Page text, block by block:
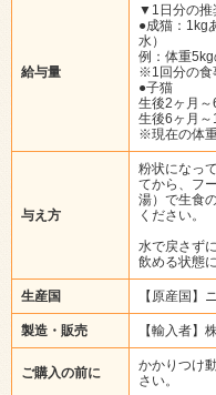
給与量
▼1日分の推
●成猫：1kg
水）
例：体重5kg
※1回分の食
●子猫
生後2ヶ月
生後6ヶ月
※現在の体
与え方
粉状になっ
てから、フ
湯）で生食
ください。
水で戻さず
飲める状態
生産国 【原産国】
製造・販売 【輸入者】
ご購入の前に
かかりつけ
さい。